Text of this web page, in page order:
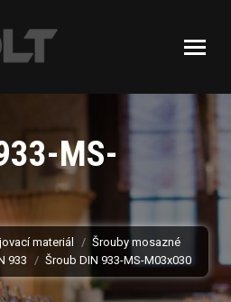
MS-
materiál
Šrouby mosazné
933
Šroub DIN 933-MS-M03x030